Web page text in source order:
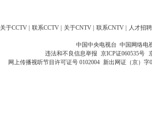
关于CCTV 联系CCTV 关于CNTV 联系CNTV 人才招聘
中国中央电视台 中国网络电
违法和不良信息举报 京ICP证060535号
网上传播视听节目许可证号 0102004 新出网证（京）